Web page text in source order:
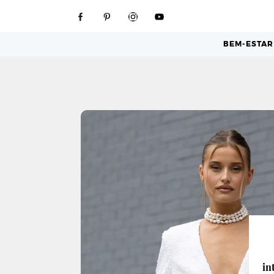
BEM-ESTAR